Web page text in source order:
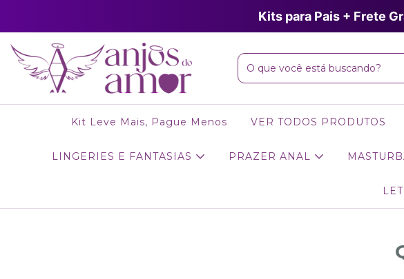
Kits para Pais + Frete
Kit Leve Mais, Pague Menos VER TODOS PRODUTOS
LINGERIES E FANTASIAS PRAZER ANAL